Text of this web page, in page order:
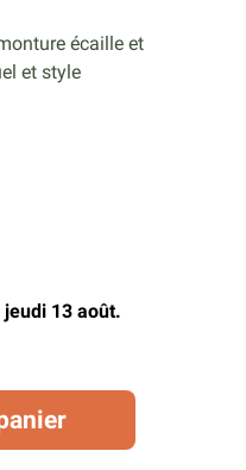
écaille et
et style
13 août.